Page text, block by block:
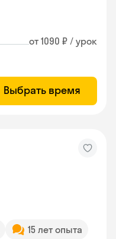
от 1090 ₽ / урок
Выбрать время
15 лет опыта